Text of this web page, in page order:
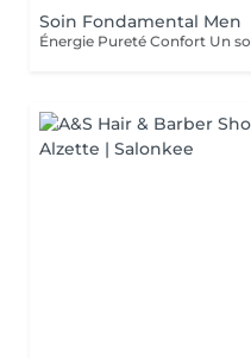
Soin Fondamental Men